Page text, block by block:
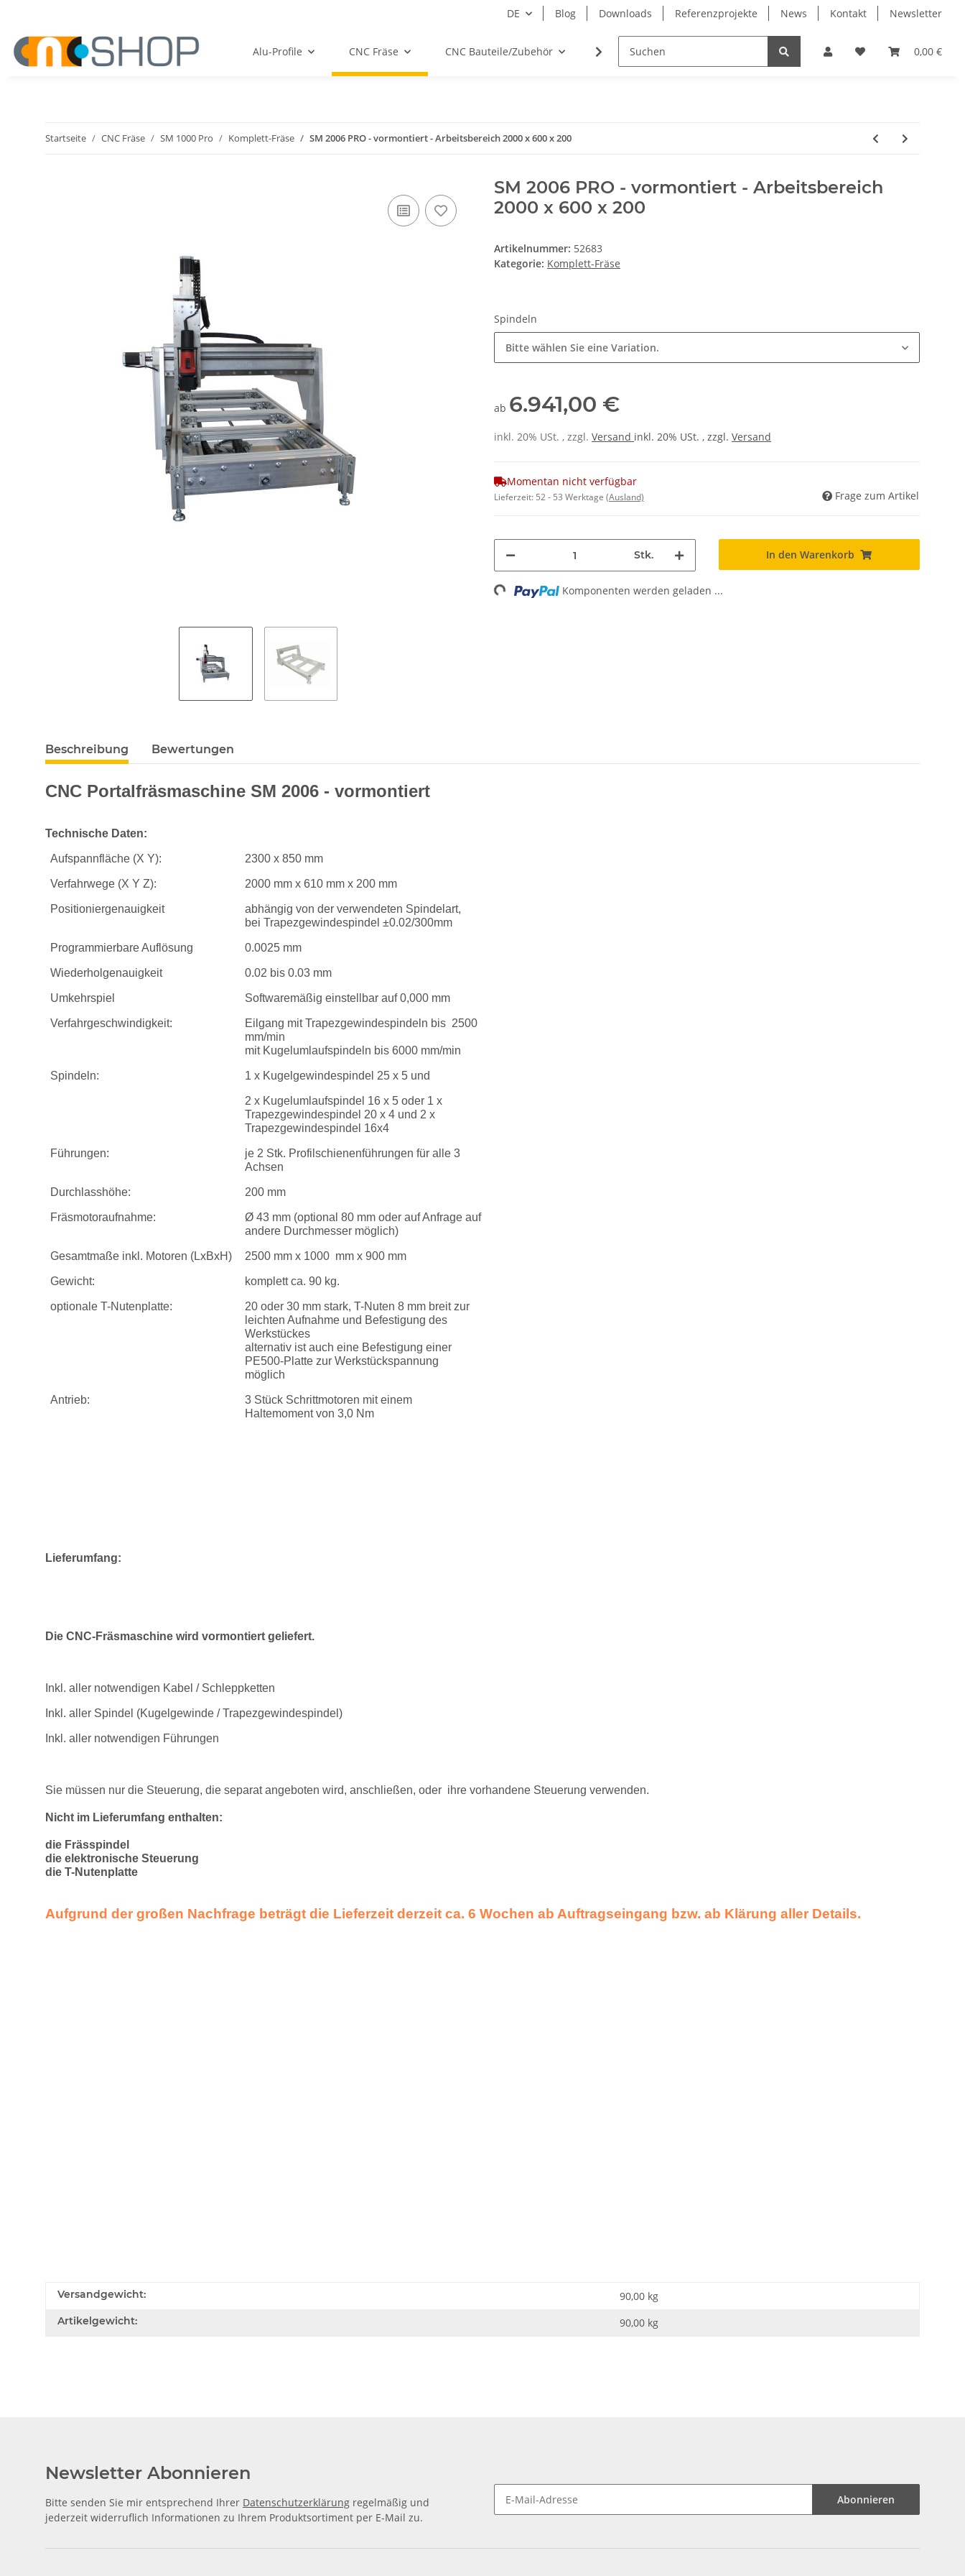
DE Blog Downloads Referenzprojekte News Kontakt Newsletter
0,00 €
Alu-Profile CNC Fräse CNC Bauteile/Zubehör Elektro Lagertechnik Lineartechnik
Startseite CNC Fräse SM 1000 Pro Komplett-Fräse SM 2006 PRO - vormontiert - Arbeitsbereich 2000 x 600 x 200
SM 2006 PRO - vormontiert - Arbeitsbereich
2000 x 600 x 200
Artikelnummer: 52683
Kategorie: Komplett-Fräse
Spindeln
Bitte wählen Sie eine Variation.
ab 6.941,00 €
inkl. 20% USt. , zzgl. Versand inkl. 20% USt. , zzgl. Versand
Momentan nicht verfügbar
Lieferzeit: 52 - 53 Werktage (Ausland) Frage zum Artikel
Stk. In den Warenkorb
Loading... Komponenten werden geladen ...
Beschreibung Bewertungen
CNC Portalfräsmaschine SM 2006 - vormontiert
Technische Daten:
Aufspannfläche (X Y): 2300 x 850 mm
Verfahrwege (X Y Z): 2000 mm x 610 mm x 200 mm
Positioniergenauigkeit
abhängig von der verwendeten Spindelart,
bei Trapezgewindespindel ±0.02/300mm
Programmierbare Auflösung 0.0025 mm
Wiederholgenauigkeit 0.02 bis 0.03 mm
Umkehrspiel Softwaremäßig einstellbar auf 0,000 mm
Verfahrgeschwindigkeit:
Eilgang mit Trapezgewindespindeln bis 2500
mm/min
mit Kugelumlaufspindeln bis 6000 mm/min
Spindeln: 1 x Kugelgewindespindel 25 x 5 und
2 x Kugelumlaufspindel 16 x 5 oder 1 x
Trapezgewindespindel 20 x 4 und 2 x
Trapezgewindespindel 16x4
Führungen:
je 2 Stk. Profilschienenführungen für alle 3
Achsen
Durchlasshöhe: 200 mm
Fräsmotoraufnahme:
Ø 43 mm (optional 80 mm oder auf Anfrage auf
andere Durchmesser möglich)
Gesamtmaße inkl. Motoren (LxBxH) 2500 mm x 1000 mm x 900 mm
Gewicht: komplett ca. 90 kg.
optionale T-Nutenplatte:
20 oder 30 mm stark, T-Nuten 8 mm breit zur
leichten Aufnahme und Befestigung des
Werkstückes
alternativ ist auch eine Befestigung einer
PE500-Platte zur Werkstückspannung
möglich
Antrieb:
3 Stück Schrittmotoren mit einem
Haltemoment von 3,0 Nm
Lieferumfang:
Die CNC-Fräsmaschine wird vormontiert geliefert.
Inkl. aller notwendigen Kabel / Schleppketten
Inkl. aller Spindel (Kugelgewinde / Trapezgewindespindel)
Inkl. aller notwendigen Führungen
Sie müssen nur die Steuerung, die separat angeboten wird, anschließen, oder ihre vorhandene Steuerung verwenden.
Nicht im Lieferumfang enthalten:
die Frässpindel
die elektronische Steuerung
die T-Nutenplatte
Aufgrund der großen Nachfrage beträgt die Lieferzeit derzeit ca. 6 Wochen ab Auftragseingang bzw. ab Klärung aller Details.
Versandgewicht: 90,00 kg
Artikelgewicht: 90,00 kg
Newsletter Abonnieren
Bitte senden Sie mir entsprechend Ihrer Datenschutzerklärung regelmäßig und
jederzeit widerruflich Informationen zu Ihrem Produktsortiment per E-Mail zu.
Abonnieren